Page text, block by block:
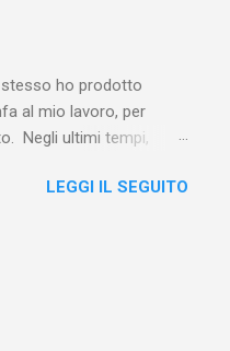
Non era
nell’East End e
stesso ho prodotto
al mio lavoro, per
Negli ultimi tempi,
corso del tempo e che
LEGGI IL SEGUITO